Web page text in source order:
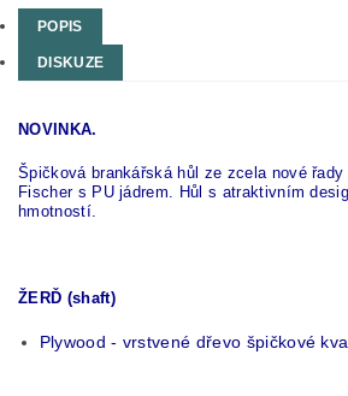
POPIS
DISKUZE
NOVINKA.
Špičková brankářská hůl ze zcela nové
Fischer s PU jádrem. Hůl s atraktivním
hmotností.
ŽERĎ (shaft)
Plywood - vrstvené dřevo špičkové